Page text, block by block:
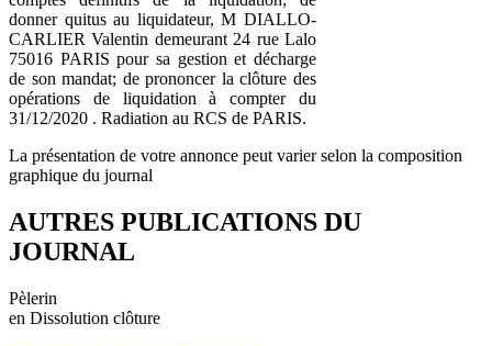
donner quitus au liquidateur, M DIALLO-
CARLIER Valentin demeurant 24 rue Lalo
75016 PARIS pour sa gestion et décharge
de son mandat; de prononcer la clôture des
opérations de liquidation à compter du
31/12/2020 . Radiation au RCS de PARIS.
La présentation de votre annonce peut varier selon la composition
graphique du journal
AUTRES PUBLICATIONS DU
JOURNAL
Pèlerin
en Dissolution clôture